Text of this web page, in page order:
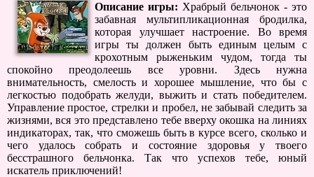
Описание игры: Храбрый бельчонок - это
забавная мультипликационная бродилка,
которая улучшает настроение. Во время
игры ты должен быть единым целым с
крохотным рыженьким чудом, тогда ты
спокойно преодолеешь все уровни. Здесь нужна
внимательность, смелость и хорошее мышление, что бы с
легкостью подобрать желуди, выжить и стать победителем.
Управление простое, стрелки и пробел, не забывай следить за
жизнями, вся это представлено тебе вверху окошка на линиях
индикаторах, так, что сможешь быть в курсе всего, сколько и
чего удалось собрать и состояние здоровья у твоего
бесстрашного бельчонка. Так что успехов тебе, юный
искатель приключений!